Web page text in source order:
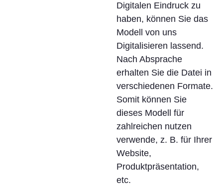
Digitalen Eindruck zu
haben, können Sie das
Modell von uns
Digitalisieren lassend.
Nach Absprache
erhalten Sie die Datei in
verschiedenen Formate.
Somit können Sie
dieses Modell für
zahlreichen nutzen
verwende, z. B. für Ihrer
Website,
Produktpräsentation,
etc.